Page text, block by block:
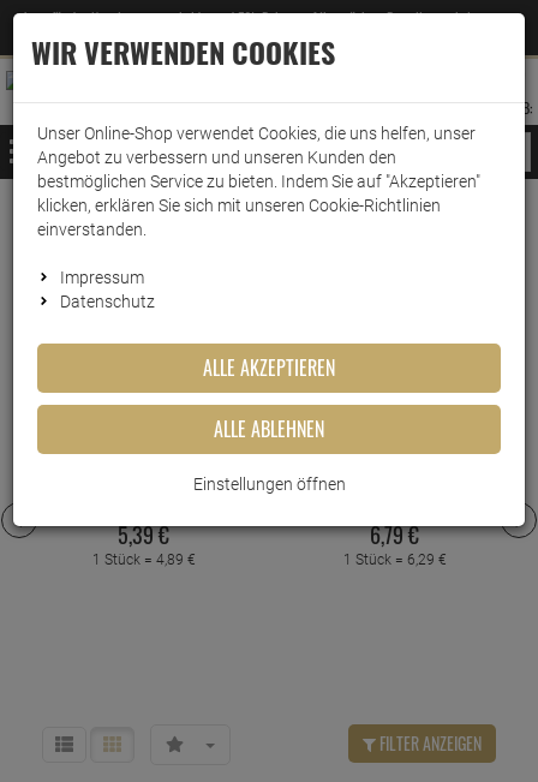
Jetzt für den Newsletter entscheiden und 5% Rabatt auf Ihre nächste Bestellung erhalten
–Zum Newsletter
ANMELDEN
AUFKLAPPEN
MERKZETTEL
WARENKORB:
MENÜ
www.wark24.de Küche & Haushalt Aufbewahrung
Lock&Lock Frischhaltedose
HPL813 1,8L
5,39€
1 Stück = 4,89 €
Lock&Lock Frischhaltedose
HPL818 1,9L
6,79€
1 Stück = 6,29 €
FILTER ANZEIGEN
WIR VERWENDEN COOKIES
Unser Online-Shop verwendet Cookies, die uns helfen, unser
Angebot zu verbessern und unseren Kunden den
bestmöglichen Service zu bieten. Indem Sie auf "Akzeptieren"
klicken, erklären Sie sich mit unseren Cookie-Richtlinien
einverstanden.
Impressum
Datenschutz
ALLE AKZEPTIEREN
ALLE ABLEHNEN
Einstellungen öffnen